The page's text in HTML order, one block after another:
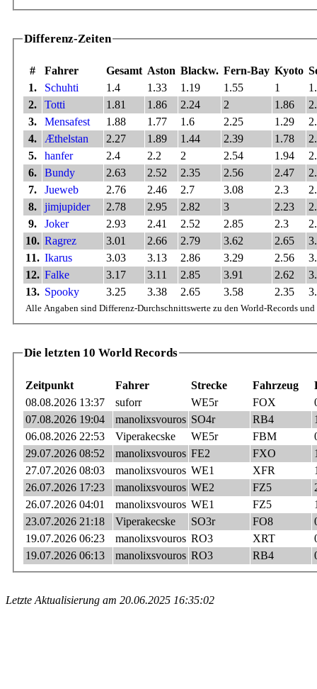
Differenz-Zeiten
# Fahrer Gesamt Aston Blackw. Fern-Bay Kyoto
1.
Schuhti 1.4 1.33 1.19 1.55 1
2.
Totti 1.81 1.86 2.24 2 1.86
3.
Mensafest 1.88 1.77 1.6 2.25 1.29
4.
Æthelstan 2.27 1.89 1.44 2.39 1.78
5.
hanfer 2.4 2.2 2 2.54 1.94
6.
Bundy 2.63 2.52 2.35 2.56 2.47
7.
Jueweb 2.76 2.46 2.7 3.08 2.3
8.
jimjupider 2.78 2.95 2.82 3 2.23
9.
Joker 2.93 2.41 2.52 2.85 2.3
10. Ragrez 3.01 2.66 2.79 3.62 2.65
11. Ikarus 3.03 3.13 2.86 3.29 2.56
12. Falke 3.17 3.11 2.85 3.91 2.62
13. Spooky 3.25 3.38 2.65 3.58 2.35
Alle Angaben sind Differenz-Durchschnittswerte zu den World-Records
Die letzten 10 World Records
Zeitpunkt Fahrer Strecke Fahrzeug
08.08.2026 13:37
suforr WE5r FOX
07.08.2026 19:04
manolixsvouros SO4r RB4
06.08.2026 22:53
Viperakecske WE5r FBM
29.07.2026 08:52
manolixsvouros FE2 FXO
27.07.2026 08:03
manolixsvouros WE1 XFR
26.07.2026 17:23
manolixsvouros WE2 FZ5
26.07.2026 04:01
manolixsvouros WE1 FZ5
23.07.2026 21:18
Viperakecske SO3r FO8
19.07.2026 06:23
manolixsvouros RO3 XRT
19.07.2026 06:13
manolixsvouros RO3 RB4
Letzte Aktualisierung am 20.06.2025 16:35:02